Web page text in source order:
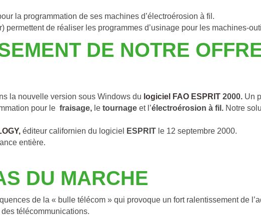
la programmation de ses machines d’électroérosion à fil.
permettent de réaliser les programmes d’usinage pour les machines-
DE NOTRE
la nouvelle version sous Windows du logiciel FAO ESPRIT 2000. Un
pour le fraisage, le tournage et l’électroérosion à fil. Notre
éditeur californien du logiciel ESPRIT le 12 septembre 2000.
entière.
DU MARCHE
de la « bulle télécom » qui provoque un fort ralentissement de
télécommunications.